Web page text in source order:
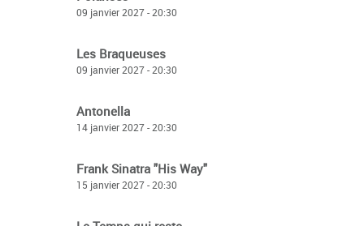
09 janvier 2027 - 20:30
Les Braqueuses
09 janvier 2027 - 20:30
Antonella
14 janvier 2027 - 20:30
Frank Sinatra "His Way"
15 janvier 2027 - 20:30